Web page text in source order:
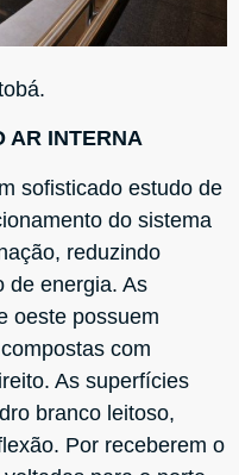
AR INTERNA
sofisticado estudo de
do sistema
reduzindo
de energia. As
oeste possuem
com
As superfícies
branco leitoso,
Por receberem o